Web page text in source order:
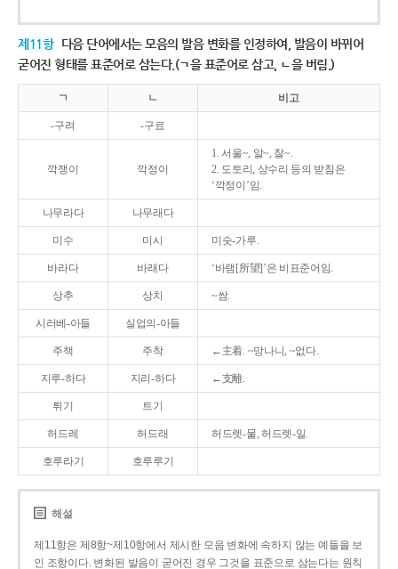
제11항 다음 단어에서는 모음의 발음 변화를 인정하여, 발음이 바뀌어
굳어진 형태를 표준어로 삼는다.(ㄱ을 표준어로 삼고, ㄴ을 버림.)
ㄱ ㄴ 비고
-구려 -구료
깍쟁이 깍정이
1. 서울~, 알~, 찰~.
2. 도토리, 상수리 등의 받침은
‘깍정이’임.
나무라다 나무래다
미수 미시 미숫-가루.
바라다 바래다 ‘바램[所望]’은 비표준어임.
상추 상치 ~쌈.
시러베-아들 실업의-아들
주책 주착 ←主着. ~망나니, ~없다.
지루-하다 지리-하다 ←支離.
튀기 트기
허드레 허드래 허드렛-물, 허드렛-일.
호루라기 호루루기
해설
제11항은 제8항~제10항에서 제시한 모음 변화에 속하지 않는 예들을 보
인 조항이다. 변화된 발음이 굳어진 경우 그것을 표준으로 삼는다는 원칙